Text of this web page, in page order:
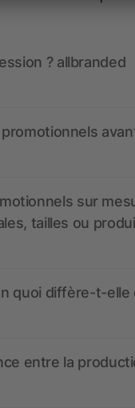
? allbranded
sur
tailles ou
quoi diffère-t-elle
entre la